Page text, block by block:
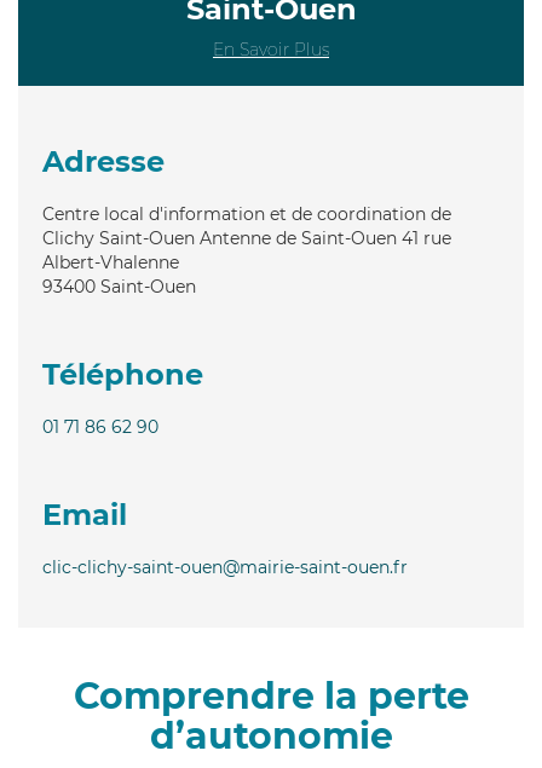
Saint-Ouen
En Savoir Plus
Adresse
Centre local d'information et de coordination de
Clichy Saint-Ouen Antenne de Saint-Ouen 41 rue
Albert-Vhalenne
93400 Saint-Ouen
Téléphone
01 71 86 62 90
Email
clic-clichy-saint-ouen@mairie-saint-ouen.fr
Comprendre la perte
d’autonomie